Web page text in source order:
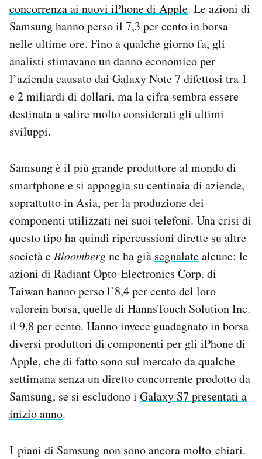
concorrenza ai nuovi iPhone di Apple. Le azioni di
Samsung hanno perso il 7,3 per cento in borsa
nelle ultime ore. Fino a qualche giorno fa, gli
analisti stimavano un danno economico per
l’azienda causato dai Galaxy Note 7 difettosi tra 1
e 2 miliardi di dollari, ma la cifra sembra essere
destinata a salire molto considerati gli ultimi
sviluppi.
Samsung è il più grande produttore al mondo di
smartphone e si appoggia su centinaia di aziende,
soprattutto in Asia, per la produzione dei
componenti utilizzati nei suoi telefoni. Una crisi di
questo tipo ha quindi ripercussioni dirette su altre
società eBloombergne ha già segnalatealcune: le
azioni di Radiant Opto-Electronics Corp. di
Taiwan hanno perso l’8,4 per cento del loro
valorein borsa, quelle di HannsTouch Solution Inc.
il 9,8 per cento. Hanno invece guadagnato in borsa
diversi produttori di componenti per gli iPhone di
Apple, che di fatto sono sul mercato da qualche
settimana senza un diretto concorrente prodotto da
Samsung, se si escludono i Galaxy S7 presentati a
inizio anno.
I piani di Samsung non sono ancora molto chiari.